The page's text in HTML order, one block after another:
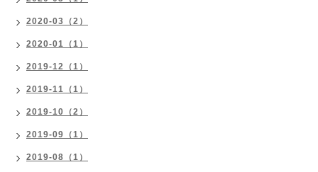
2020-03（2）
2020-01（1）
2019-12（1）
2019-11（1）
2019-10（2）
2019-09（1）
2019-08（1）